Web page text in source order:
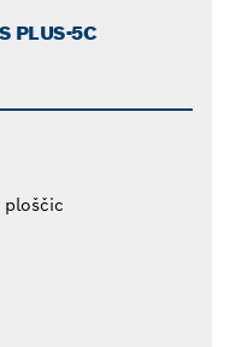
PLUS-5C
ploščic